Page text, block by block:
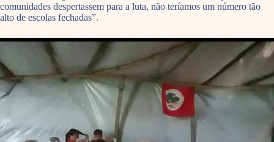
comunidades despertassem para a luta, não teríamos um número tão
alto de escolas fechadas”.